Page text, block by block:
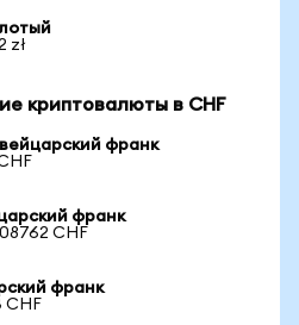
zł
криптовалюты в CHF
франк
франк
CHF
франк
CHF